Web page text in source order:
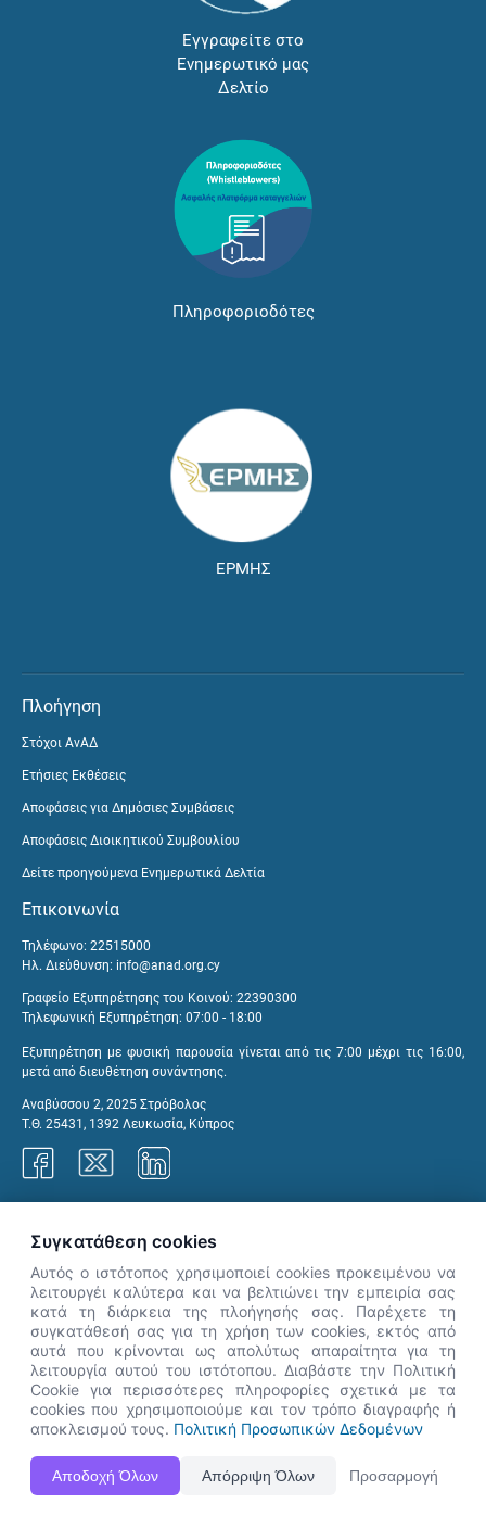
Εγγραφείτε στο
Ενημερωτικό μας
Δελτίο
Πληροφοριοδότες
ΕΡΜΗΣ
Πλοήγηση
Στόχοι ΑνΑΔ
Ετήσιες Εκθέσεις
Αποφάσεις για Δημόσιες Συμβάσεις
Αποφάσεις Διοικητικού Συμβουλίου
Δείτε προηγούμενα Ενημερωτικά Δελτία
Επικοινωνία
Τηλέφωνο: 22515000
Ηλ. Διεύθυνση: info@anad.org.cy
Γραφείο Εξυπηρέτησης του Κοινού: 22390300
Τηλεφωνική Εξυπηρέτηση: 07:00 - 18:00
Εξυπηρέτηση με φυσική παρουσία γίνεται από τις 7:00 μέχρι τις 16:00,
μετά από διευθέτηση συνάντησης.
Αναβύσσου 2, 2025 Στρόβολος
Τ.Θ. 25431, 1392 Λευκωσία, Κύπρος
Η Ιστοσελίδα ΑνΑΔ είναι πλήρως συμβατή με τις νεότερες εκδόσεις, Google Chrome, Mozilla Firefox,
Apple Safari καθώς και Internet Explorer.
👋 Καλώς ήρθες! Είμαι η Νόησις.
Πες μου πώς μπορώ να σε βοηθήσω
σήμερα.
Συγκατάθεση cookies
Αυτός ο ιστότοπος χρησιμοποιεί cookies προκειμένου να
λειτουργέι καλύτερα και να βελτιώνει την εμπειρία σας
κατά τη διάρκεια της πλοήγησής σας. Παρέχετε τη
συγκατάθεσή σας για τη χρήση των cookies, εκτός από
αυτά που κρίνονται ως απολύτως απαραίτητα για τη
λειτουργία αυτού του ιστότοπου. Διαβάστε την Πολιτική
Cookie για περισσότερες πληροφορίες σχετικά με τα
cookies που χρησιμοποιούμε και τον τρόπο διαγραφής ή
αποκλεισμού τους. Πολιτική Προσωπικών Δεδομένων
Αποδοχή Όλων Απόρριψη Όλων Προσαρμογή